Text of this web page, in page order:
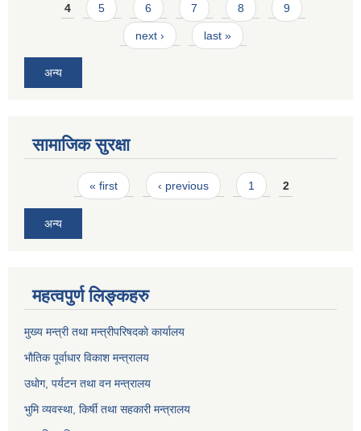
4 5 6 7 8 9
next › last »
अन्य
सामाजिक सुरक्षा
Pages« first ‹ previous 1 2
अन्य
महत्वपुर्ण लिङ्कहरु
मुख्य मन्त्री तथा मन्त्रीपरिषदकाे कार्यालय
भाैतिक पूर्वाधार विकाश मन्त्रालय
उधाेग, पर्यटन तथा वन मन्त्रालय
भुमि व्यवस्था, किर्षी तथा सहकारी मन्त्रालय